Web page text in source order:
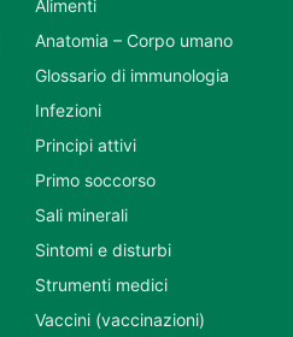
Alimenti
Anatomia – Corpo umano
Glossario di immunologia
Infezioni
Principi attivi
Primo soccorso
Sali minerali
Sintomi e disturbi
Strumenti medici
Vaccini (vaccinazioni)